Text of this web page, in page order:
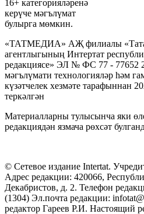
16+ категорияләренә
керүче мәгълүмат
булырга мөмкин.
«ТАТМЕДИА» АҖ филиалы
агентлыгының Интертат
редакциясе» ЭЛ № ФС 77 - 77652
мәгълүмати технологияләр һәм
күзәтчелек хезмәте тарафыннан
теркәлгән
Материалларны тулысынча яки
редакциядән язмача рөхсәт
© Сетевое издание Intertat.
Адрес редакции: 420066,
Декабристов, д. 2. Телефон
(1304) Эл.почта редакции:
редактор Гареев Р.И. Настоящий